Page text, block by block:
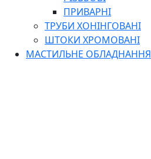
ПРИВАРНІ
ТРУБИ ХОНІНГОВАНІ
ШТОКИ ХРОМОВАНІ
МАСТИЛЬНЕ ОБЛАДНАННЯ